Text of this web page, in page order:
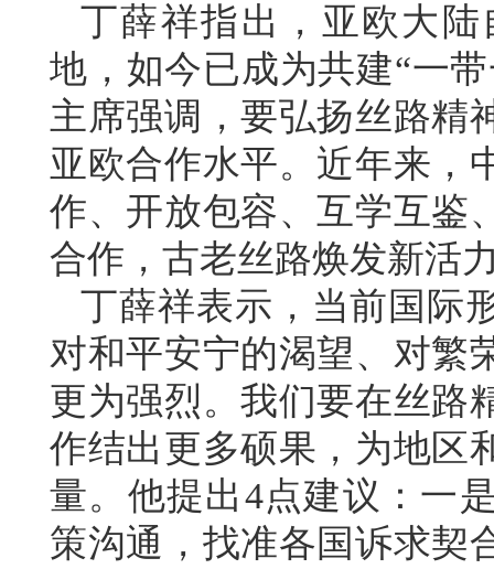
丁薛祥指出，亚欧大
地，如今已成为共建“一
主席强调，要弘扬丝路精
亚欧合作水平。近年来，
作、开放包容、互学互鉴
合作，古老丝路焕发新活
丁薛祥表示，当前国际
对和平安宁的渴望、对繁
更为强烈。我们要在丝路
作结出更多硕果，为地区
量。他提出4点建议：一
策沟通，找准各国诉求契